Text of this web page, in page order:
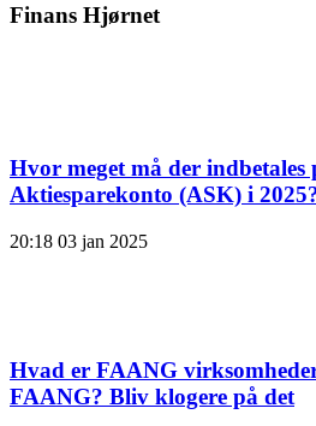
Finans Hjørnet
Hvor meget må der indbetales
Aktiesparekonto (ASK) i
20:18 03 jan 2025
Hvad er FAANG
FAANG? Bliv klogere på det